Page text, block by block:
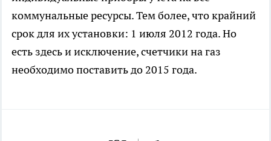
коммунальные ресурсы. Тем более, что крайний
срок для их установки: 1 июля 2012 года. Но
есть здесь и исключение, счетчики на газ
необходимо поставить до 2015 года.